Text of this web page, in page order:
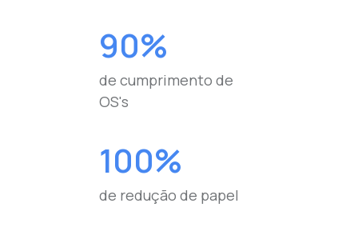
90%
de cumprimento de
OS's
100%
de redução de papel